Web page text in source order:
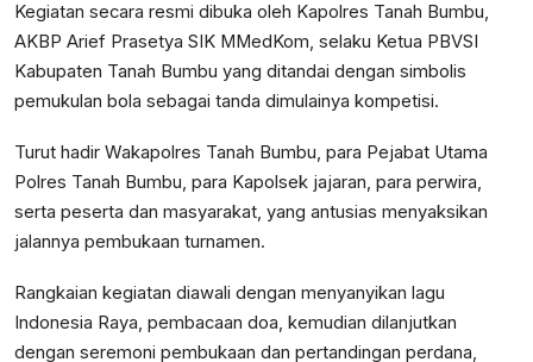
Kegiatan secara resmi dibuka oleh Kapolres Tanah Bumbu,
AKBP Arief Prasetya SIK MMedKom, selaku Ketua PBVSI
Kabupaten Tanah Bumbu yang ditandai dengan simbolis
pemukulan bola sebagai tanda dimulainya kompetisi.
Turut hadir Wakapolres Tanah Bumbu, para Pejabat Utama
Polres Tanah Bumbu, para Kapolsek jajaran, para perwira,
serta peserta dan masyarakat, yang antusias menyaksikan
jalannya pembukaan turnamen.
Rangkaian kegiatan diawali dengan menyanyikan lagu
Indonesia Raya, pembacaan doa, kemudian dilanjutkan
dengan seremoni pembukaan dan pertandingan perdana,